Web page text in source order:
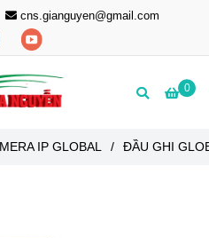
cns.gianguyen@gmail.com
0
IP GLOBAL / ĐẦU GHI